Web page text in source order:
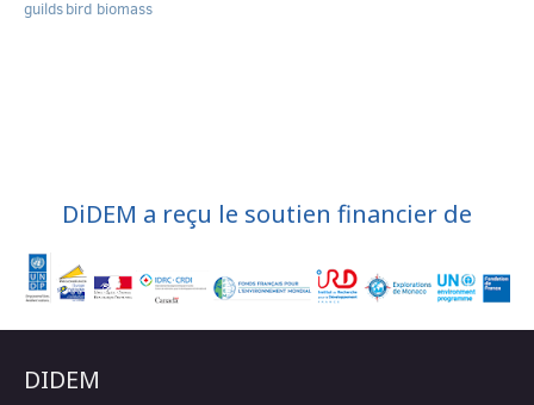
guildsbird biomass
DiDEM a reçu le soutien financier de
DIDEM